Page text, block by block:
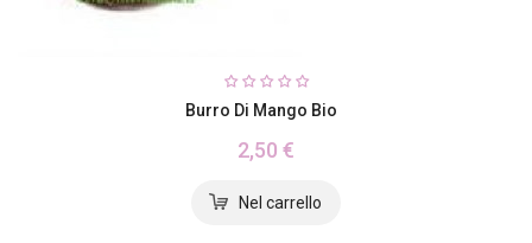
Burro Di Mango Bio
2,50 €